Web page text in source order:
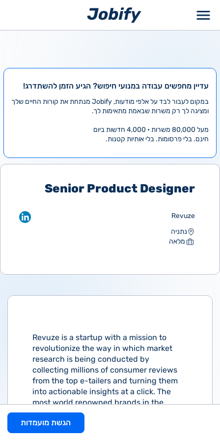
עדיין מחפשים עבודה במנועי חיפוש? הגיע הזמן להשתדרג!
במקום לעבור לבד על אלפי מודעות, Jobify מנתחת את קורות החיים שלך
ומציגה לך רק משרות שבאמת מתאימות לך.
מעל 80,000 משרות • 4,000 חדשות ביום
חינם. בלי פרסומות. בלי אותיות קטנות.
Senior Product Designer
Revuze
נתניה
מלאה
Revuze is a startup with a mission to
revolutionize the way in which market
research is being conducted by
collecting millions of consumer reviews
from the top e-tailers and turning them
into actionable insights at a click. The
most world renowned brands in the
electronics, cosmetics, apparel, hygiene
and food industry, are currently using
Revuze to improve their competitive
הגשת מועמדות